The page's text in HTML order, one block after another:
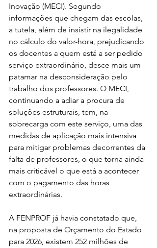
Inovação (MECI). Segundo
informações que chegam das escolas,
a tutela, além de insistir na ilegalidade
no cálculo do valor-hora, prejudicando
os docentes a quem está a ser pedido
serviço extraordinário, desce mais um
patamar na desconsideração pelo
trabalho dos professores. O MECI,
continuando a adiar a procura de
soluções estruturais, tem, na
sobrecarga com este serviço, uma das
medidas de aplicação mais intensiva
para mitigar problemas decorrentes da
falta de professores, o que torna ainda
mais criticável o que está a acontecer
com o pagamento das horas
extraordinárias.
A FENPROF já havia constatado que,
na proposta de Orçamento do Estado
para 2026, existem 252 milhões de